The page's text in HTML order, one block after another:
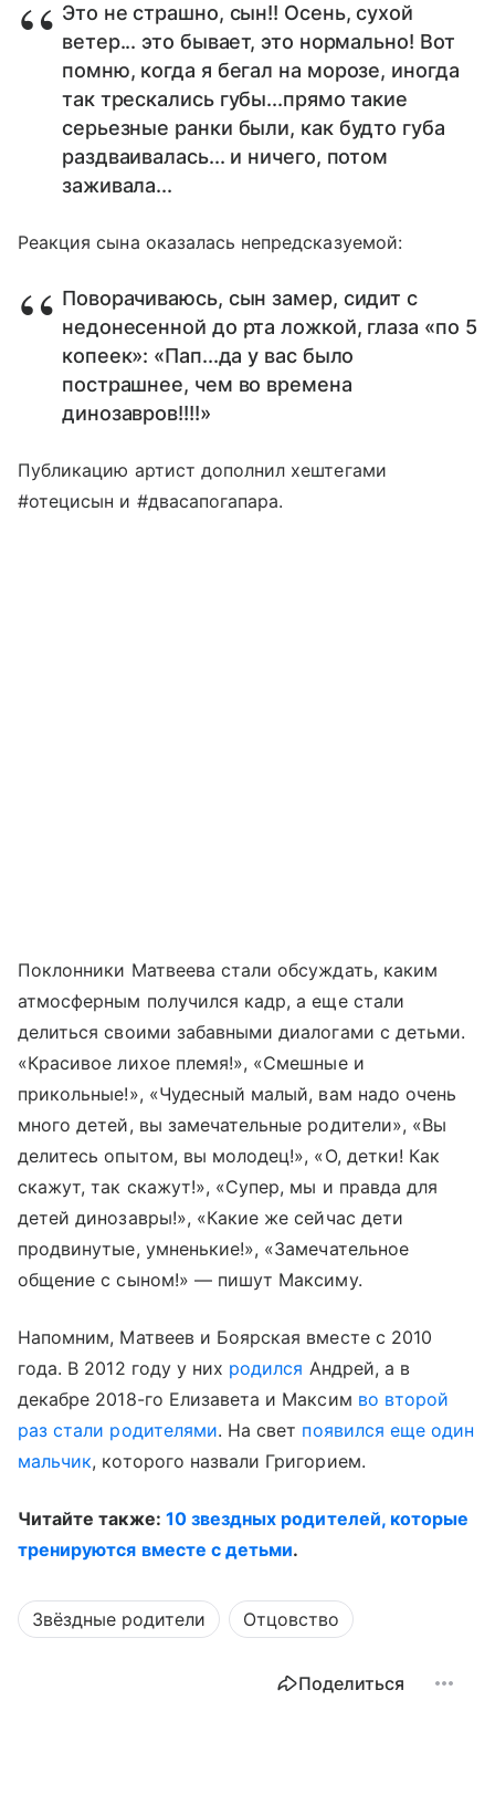
Это не страшно, сын!! Осень, сухой
ветер... это бывает, это нормально! Вот
помню, когда я бегал на морозе, иногда
так трескались губы...прямо такие
серьезные ранки были, как будто губа
раздваивалась... и ничего, потом
заживала...
Реакция сына оказалась непредсказуемой:
Поворачиваюсь, сын замер, сидит с
недонесенной до рта ложкой, глаза «по 5
копеек»: «Пап...да у вас было
пострашнее, чем во времена
динозавров!!!!»
Публикацию артист дополнил хештегами
#отецисын и #двасапогапара.
Поклонники Матвеева стали обсуждать, каким
атмосферным получился кадр, а еще стали
делиться своими забавными диалогами с детьми.
«Красивое лихое племя!», «Смешные и
прикольные!», «Чудесный малый, вам надо очень
много детей, вы замечательные родители», «Вы
делитесь опытом, вы молодец!», «О, детки! Как
скажут, так скажут!», «Супер, мы и правда для
детей динозавры!», «Какие же сейчас дети
продвинутые, умненькие!», «Замечательное
общение с сыном!» — пишут Максиму.
Напомним, Матвеев и Боярская вместе с 2010
года. В 2012 году у них родился Андрей, а в
декабре 2018-го Елизавета и Максим во второй
раз стали родителями. На свет появился еще один
мальчик, которого назвали Григорием.
Читайте также: 10 звездных родителей, которые
тренируются вместе с детьми.
Звёздные родители Отцовство
Поделиться